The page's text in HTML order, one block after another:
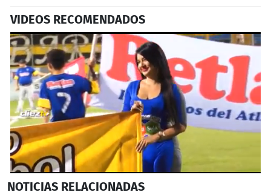
VIDEOS RECOMENDADOS
seconds
NOTICIAS RELACIONADAS